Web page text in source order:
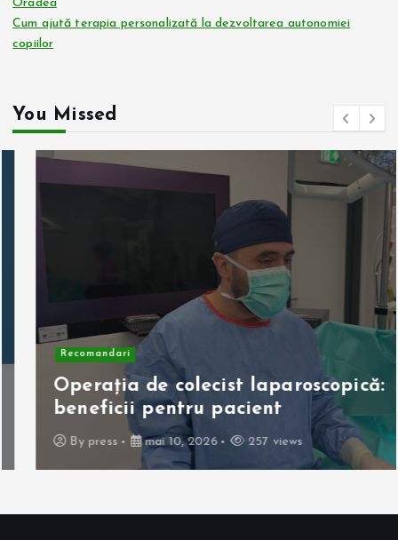
Oradea
Cum ajută terapia personalizată la dezvoltarea autonomiei
copiilor
You Missed
Recomandari
Operația de colecist laparoscopică:
beneficii pentru pacient
Bypress mai 10, 2026 257 views